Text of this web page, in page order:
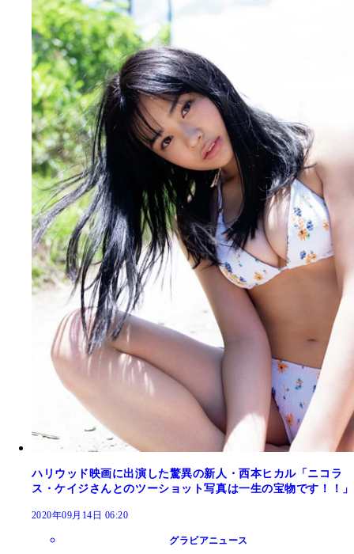
ハリウッド映画に出演した驚異の新人・西本ヒカル「ニコラ
ス・ケイジさんとのツーショット写真は一生の宝物です！！」
2020年09月14日 06:20
グラビアニュース